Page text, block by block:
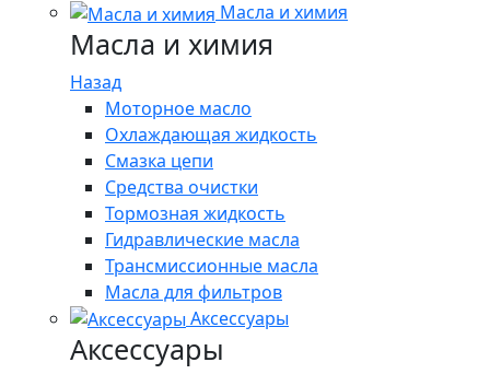
Масла и химия
Масла и химия
Назад
Моторное масло
Охлаждающая жидкость
Смазка цепи
Средства очистки
Тормозная жидкость
Гидравлические масла
Трансмиссионные масла
Масла для фильтров
Аксессуары
Аксессуары